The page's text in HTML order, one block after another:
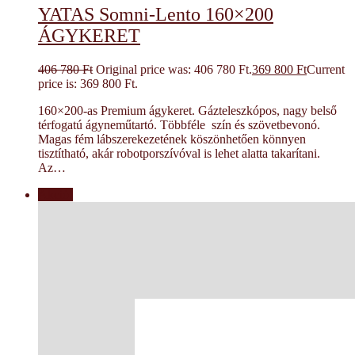
YATAS Somni-Lento 160×200
ÁGYKERET
406 780Ft Original price was: 406 780 Ft.369 800 FtCurrent
price is: 369 800 Ft.
160×200-as Premium ágykeret. Gázteleszkópos, nagy belső
térfogatú ágyneműtartó. Többféle szín és szövetbevonó.
Magas fém lábszerekezetének köszönhetően könnyen
tisztítható, akár robotporszívóval is lehet alatta takarítani.
Az…